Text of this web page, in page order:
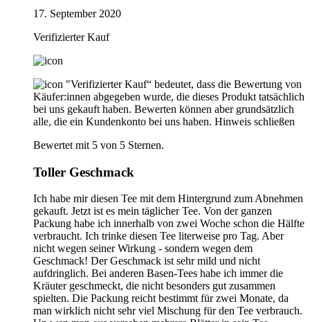
17. September 2020
Verifizierter Kauf
"Verifizierter Kauf“ bedeutet, dass die Bewertung von
Käufer:innen abgegeben wurde, die dieses Produkt tatsächlich
bei uns gekauft haben. Bewerten können aber grundsätzlich
alle, die ein Kundenkonto bei uns haben. Hinweis schließen
Bewertet mit 5 von 5 Sternen.
Toller Geschmack
Ich habe mir diesen Tee mit dem Hintergrund zum Abnehmen
gekauft. Jetzt ist es mein täglicher Tee. Von der ganzen
Packung habe ich innerhalb von zwei Woche schon die Hälfte
verbraucht. Ich trinke diesen Tee literweise pro Tag. Aber
nicht wegen seiner Wirkung - sondern wegen dem
Geschmack! Der Geschmack ist sehr mild und nicht
aufdringlich. Bei anderen Basen-Tees habe ich immer die
Kräuter geschmeckt, die nicht besonders gut zusammen
spielten. Die Packung reicht bestimmt für zwei Monate, da
man wirklich nicht sehr viel Mischung für den Tee verbrauch.